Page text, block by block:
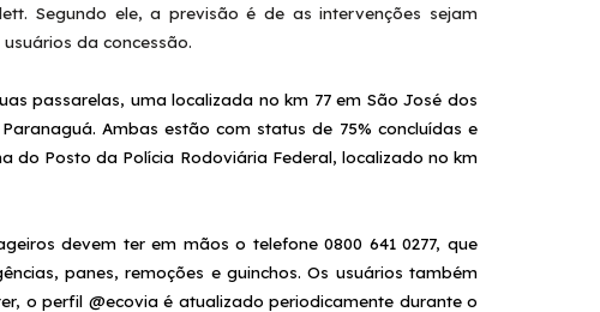
Segundo ele, a previsão é de as intervenções sejam
da concessão.
passarelas, uma localizada no km 77 em São José dos
Ambas estão com status de 75% concluídas e
do Posto da Polícia Rodoviária Federal, localizado no km
devem ter em mãos o telefone 0800 641 0277, que
panes, remoções e guinchos. Os usuários também
o perfil @ecovia é atualizado periodicamente durante o